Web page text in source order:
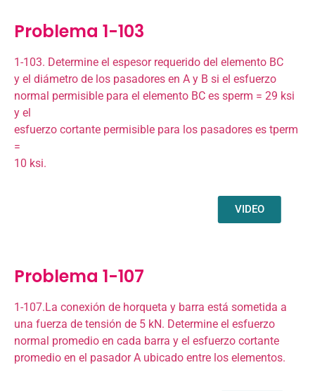
Problema 1-103
1-103. Determine el espesor requerido del elemento BC
y el diámetro de los pasadores en A y B si el esfuerzo
normal permisible para el elemento BC es sperm = 29 ksi
y el
esfuerzo cortante permisible para los pasadores es tperm
=
10 ksi.
VIDEO
Problema 1-107
1-107.La conexión de horqueta y barra está sometida a
una fuerza de tensión de 5 kN. Determine el esfuerzo
normal promedio en cada barra y el esfuerzo cortante
promedio en el pasador A ubicado entre los elementos.